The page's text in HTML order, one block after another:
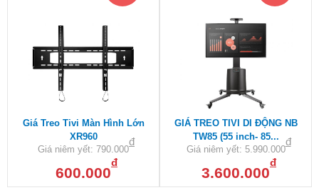
Giá Treo Tivi Màn Hình Lớn
XR960
Giá niêm yết: 790.000
đ
600.000
đ
GIÁ TREO TIVI DI ĐỘNG NB
TW85 (55 inch- 85...
Giá niêm yết: 5.990.000
đ
3.600.000
đ